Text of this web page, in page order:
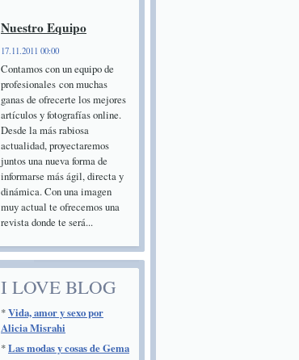
Nuestro Equipo
17.11.2011 00:00
Contamos con un equipo de
profesionales con muchas
ganas de ofrecerte los mejores
artículos y fotografías online.
Desde la más rabiosa
actualidad, proyectaremos
juntos una nueva forma de
informarse más ágil, directa y
dinámica. Con una imagen
muy actual te ofrecemos una
revista donde te será...
I LOVE BLOG
*Vida, amor y sexo por
Alicia Misrahi
*Las modas y cosas de Gema